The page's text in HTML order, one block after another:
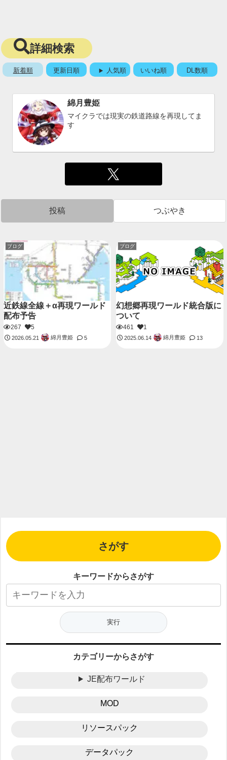
詳細検索
新着順 更新日順 人気順 いいね順 DL数順
綿月豊姫
マイクラでは現実の鉄道路線を再現してま
す
投稿 つぶやき
ブログ
近鉄線全線＋‪α‬再現ワールド
配布予告
267 5
2026.05.21 綿月豊姫 5
ブログ
幻想郷再現ワールド統合版に
ついて
461 1
2025.06.14 綿月豊姫 13
さがす
キーワードからさがす
カテゴリーからさがす
JE配布ワールド
MOD
リソースパック
データパック